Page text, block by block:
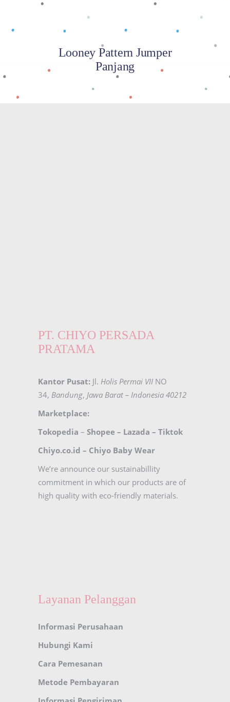
Looney Pattern Jumper
Panjang
PT. CHIYO PERSADA
PRATAMA
Kantor Pusat: Jl. Holis Permai VII NO
34, Bandung, Jawa Barat – Indonesia 40212
Marketplace:
Tokopedia – Shopee – Lazada – Tiktok
Chiyo.co.id – Chiyo Baby Wear
We’re announce our sustainabillity
commitment in which our products are of
high quality with eco-friendly materials.
Layanan Pelanggan
Informasi Perusahaan
Hubungi Kami
Cara Pemesanan
Metode Pembayaran